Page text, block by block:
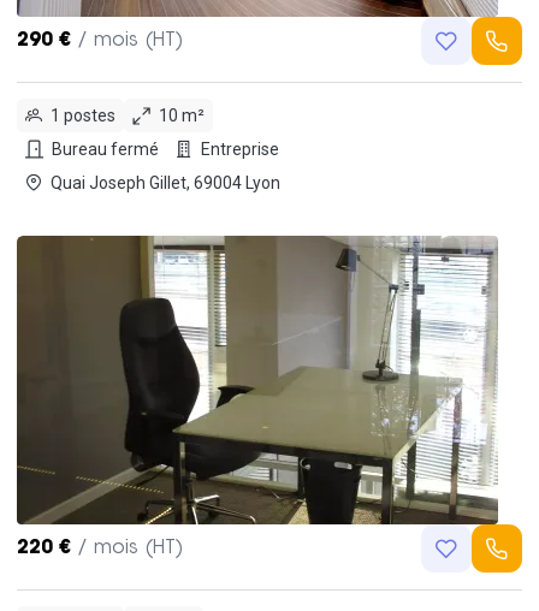
290 € / mois (HT)
1 postes
10 m²
Bureau fermé
Entreprise
Quai Joseph Gillet, 69004 Lyon
220 € / mois (HT)